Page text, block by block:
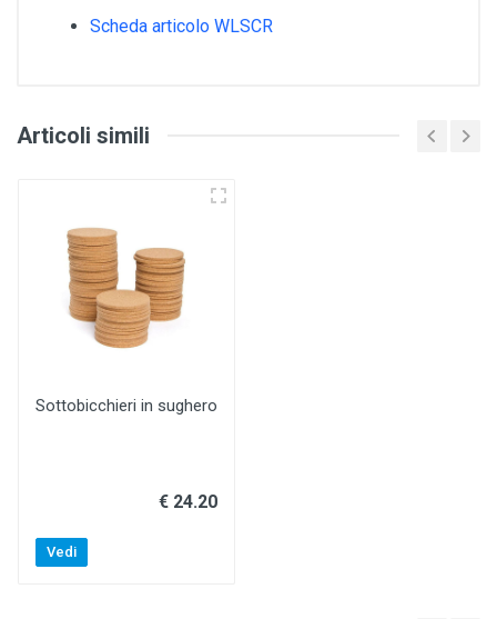
Scheda articolo WLSCR
Articoli simili
Sottobicchieri in sughero
€ 24.20
Vedi